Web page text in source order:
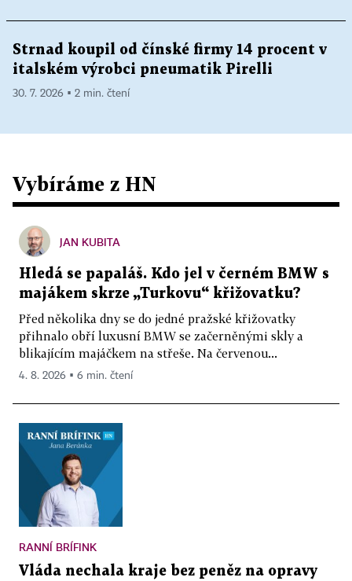
Strnad koupil od čínské firmy 14 procent v
italském výrobci pneumatik Pirelli
30. 7. 2026 ▪ 2 min. čtení
Vybíráme z HN
JAN KUBITA
Hledá se papaláš. Kdo jel v černém BMW s
majákem skrze „Turkovu“ křižovatku?
Před několika dny se do jedné pražské křižovatky
přihnalo obří luxusní BMW se začerněnými skly a
blikajícím majáčkem na střeše. Na červenou...
4. 8. 2026 ▪ 6 min. čtení
RANNÍ BRÍFINK
Vláda nechala kraje bez peněz na opravy